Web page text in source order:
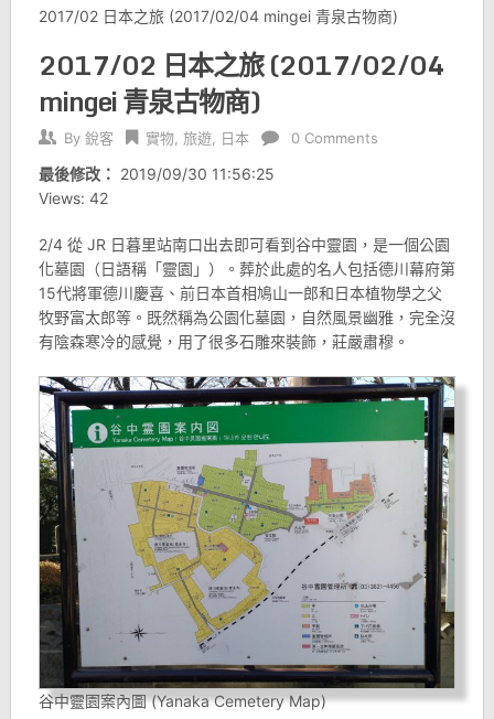
2017/02 日本之旅 (2017/02/04 mingei 青泉古物商)
2017/02 日本之旅 (2017/02/04
mingei 青泉古物商)
By 銳客 實物, 旅遊, 日本 0 Comments
最後修改： 2019/09/30 11:56:25
Views: 42
2/4 從 JR 日暮里站南口出去即可看到谷中靈園，是一個公園
化墓園（日語稱「靈園」）。葬於此處的名人包括德川幕府第
15代將軍德川慶喜、前日本首相鳩山一郎和日本植物學之父
牧野富太郎等。既然稱為公園化墓園，自然風景幽雅，完全沒
有陰森寒冷的感覺，用了很多石雕來裝飾，莊嚴肅穆。
谷中靈園案內圖 (Yanaka Cemetery Map)